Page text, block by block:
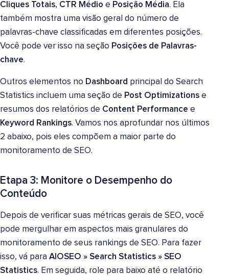
Cliques Totais, CTR Médio e Posição Média. Ela
também mostra uma visão geral do número de
palavras-chave classificadas em diferentes posições.
Você pode ver isso na seção Posições de Palavras-
chave.
Outros elementos no Dashboard principal do Search
Statistics incluem uma seção de Post Optimizations e
resumos dos relatórios de Content Performance e
Keyword Rankings. Vamos nos aprofundar nos últimos
2 abaixo, pois eles compõem a maior parte do
monitoramento de SEO.
Etapa 3: Monitore o Desempenho do
Conteúdo
Depois de verificar suas métricas gerais de SEO, você
pode mergulhar em aspectos mais granulares do
monitoramento de seus rankings de SEO. Para fazer
isso, vá para AIOSEO » Search Statistics » SEO
Statistics. Em seguida, role para baixo até o relatório